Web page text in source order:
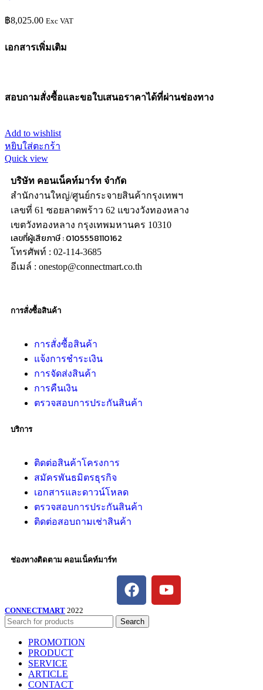
฿8,025.00 Exc VAT
เอกสารเพิ่มเติม
สอบถามสั่งซื้อและขอใบเสนอราคาได้ที่ผ่านช่องทาง
Add to wishlist
หยิบใส่ตะกร้า
Quick view
บริษัท คอนเน็คท์มาร์ท จำกัด
สำนักงานใหญ่/ศูนย์กระจายสินค้ากรุงเทพฯ
เลขที่ 61 ซอยลาดพร้าว 62 แขวงวังทองหลาง
เขตวังทองหลาง กรุงเทพมหานคร 10310
เลขที่ผู้เสียภาษี : 0105558110162
โทรศัพท์ : 02-114-3685
อีเมล์ : onestop@connectmart.co.th
การสั่งซื้อสินค้า
การสั่งซื้อสินค้า
แจ้งการชำระเงิน
การจัดส่งสินค้า
การคืนเงิน
ตรวจสอบการประกันสินค้า
บริการ
ติดต่อสินค้าโครงการ
สมัครพันธมิตรธุรกิจ
เอกสารและดาวน์โหลด
ตรวจสอบการประกันสินค้า
ติดต่อสอบถามเช่าสินค้า
ช่องทางติดตาม คอนเน็คท์มาร์ท
CONNECTMART 2022
Search
PROMOTION
PRODUCT
SERVICE
ARTICLE
CONTACT